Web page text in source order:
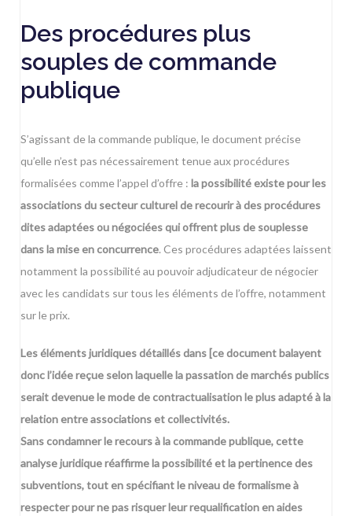
Des procédures plus
souples de commande
publique
S’agissant de la commande publique, le document précise
qu’elle n’est pas nécessairement tenue aux procédures
formalisées comme l’appel d’offre : la possibilité existe pour les
associations du secteur culturel de recourir à des procédures
dites adaptées ou négociées qui offrent plus de souplesse
dans la mise en concurrence. Ces procédures adaptées laissent
notamment la possibilité au pouvoir adjudicateur de négocier
avec les candidats sur tous les éléments de l’offre, notamment
sur le prix.
Les éléments juridiques détaillés dans [ce documentbalayent
donc l’idée reçue selon laquelle la passation de marchés publics
serait devenue le mode de contractualisation le plus adapté à la
relation entre associations et collectivités.
Sans condamner le recours à la commande publique, cette
analyse juridique réaffirme la possibilité et la pertinence des
subventions, tout en spécifiant le niveau de formalisme à
respecter pour ne pas risquer leur requalification en aides